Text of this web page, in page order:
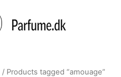
/ Products tagged “amouage”